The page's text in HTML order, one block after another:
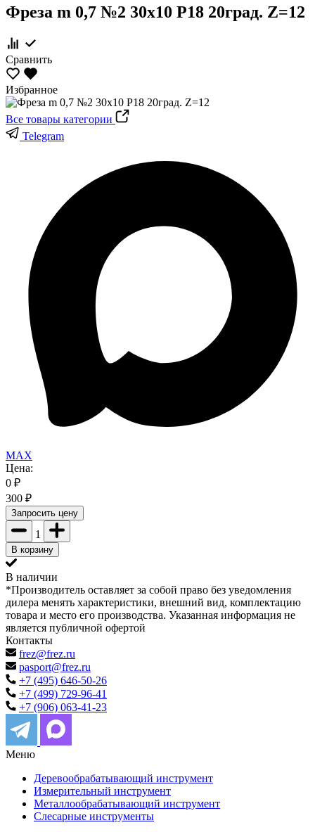
Фреза m 0,7 №2 30х10 Р18 20град. Z=12
Сравнить
Избранное
Все товары категории
Telegram
MAX
Цена:
0 ₽
300 ₽
Запросить цену
1
В корзину
В наличии
*Производитель оставляет за собой право без уведомления
дилера менять характеристики, внешний вид, комплектацию
товара и место его производства. Указанная информация не
является публичной офертой
Контакты
frez@frez.ru
pasport@frez.ru
+7 (495) 646-50-26
+7 (499) 729-96-41
+7 (906) 063-41-23
Меню
Деревообрабатывающий инструмент
Измерительный инструмент
Металлообрабатывающий инструмент
Слесарные инструменты